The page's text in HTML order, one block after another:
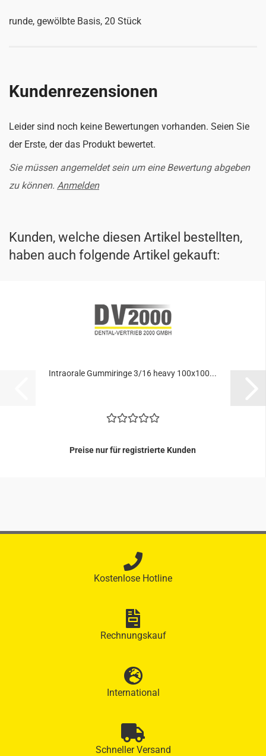
runde, gewölbte Basis, 20 Stück
Kundenrezensionen
Leider sind noch keine Bewertungen vorhanden. Seien Sie
der Erste, der das Produkt bewertet.
Sie müssen angemeldet sein um eine Bewertung abgeben
zu können. Anmelden
Kunden, welche diesen Artikel bestellten,
haben auch folgende Artikel gekauft:
In­tra­o­ra­le Gum­mi­rin­ge 3/16 heavy 100x100...
Preise nur für registrierte Kunden
Kostenlose Hotline
Rechnungskauf
International
Schneller Versand